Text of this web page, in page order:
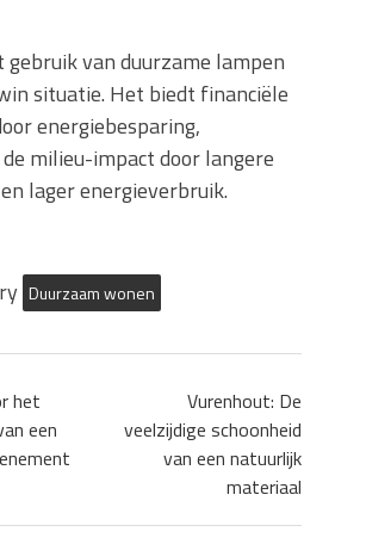
gebruik van duurzame lampen
situatie. Het biedt financiële
energiebesparing,
milieu-impact door langere
lager energieverbruik.
Duurzaam wonen
het
een
Vurenhout: De
veelzijdige schoonheid
van een natuurlijk
materiaal